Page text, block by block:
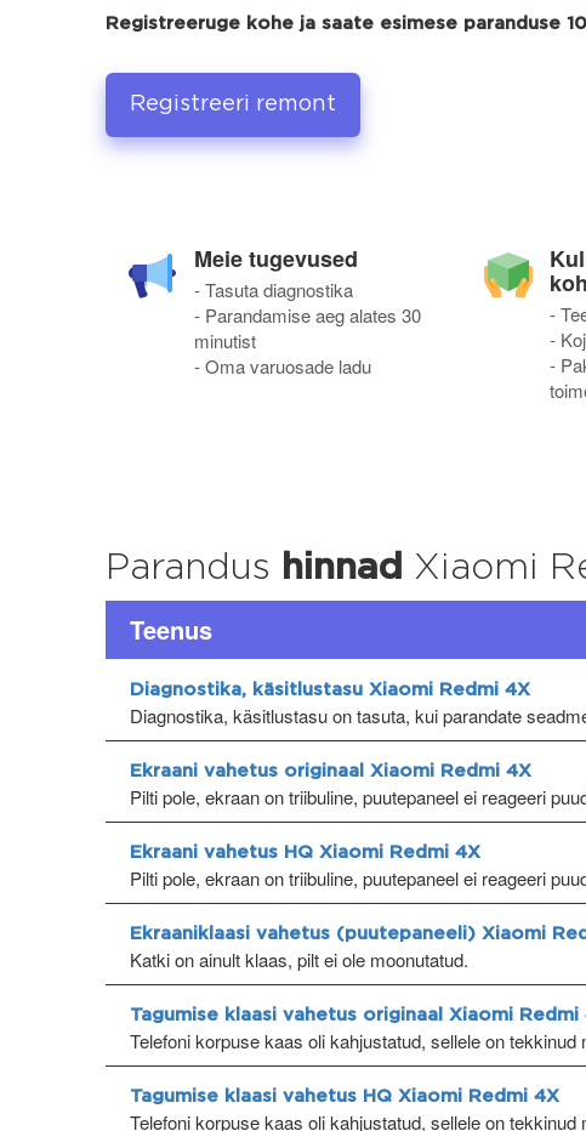
Registreeruge kohe ja saate esimese paranduse
Registreeri remont
Meie tugevused
- Tasuta diagnostika
- Parandamise aeg alates 30
minutist
- Oma varuosade ladu
-
-
-
Parandus hinnad Xiaomi
Teenus
Diagnostika, käsitlustasu Xiaomi Redmi 4X
Diagnostika, käsitlustasu on tasuta, kui parandate
Ekraani vahetus originaal Xiaomi Redmi 4X
Pilti pole, ekraan on triibuline, puutepaneel ei reageeri
Ekraani vahetus HQ Xiaomi Redmi 4X
Pilti pole, ekraan on triibuline, puutepaneel ei reageeri
Ekraaniklaasi vahetus (puutepaneeli) Xiaomi
Katki on ainult klaas, pilt ei ole moonutatud.
Tagumise klaasi vahetus originaal Xiaomi Redmi
Telefoni korpuse kaas oli kahjustatud, sellele on tekkinud
Tagumise klaasi vahetus HQ Xiaomi Redmi 4X
Telefoni korpuse kaas oli kahjustatud, sellele on tekkinud